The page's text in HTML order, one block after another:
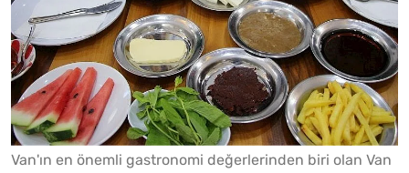
Van'ın en önemli gastronomi değerlerinden biri olan Van